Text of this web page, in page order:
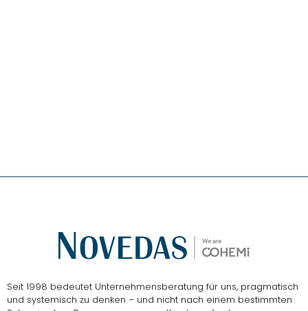
Seit 1998 bedeutet Unternehmensberatung für uns, pragmatisch
und systemisch zu denken – und nicht nach einem bestimmten